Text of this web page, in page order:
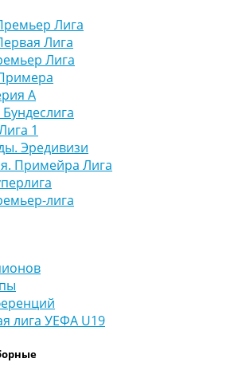
Лига
Лига
Лига
А
1
Эредивизи
Примейра Лига
лига
лига УЕФА U19